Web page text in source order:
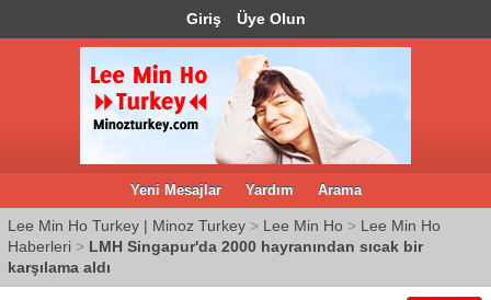
Giriş Üye Olun
Yeni Mesajlar Yardım Arama
Lee Min Ho Turkey | Minoz Turkey > Lee Min Ho > Lee Min Ho
Haberleri > LMH Singapur'da 2000 hayranından sıcak bir
karşılama aldı